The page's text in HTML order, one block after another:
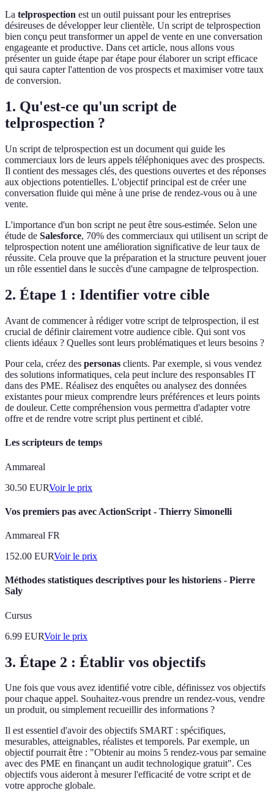
La telprospection est un outil puissant pour les entreprises
désireuses de développer leur clientèle. Un script de telprospection
bien conçu peut transformer un appel de vente en une conversation
engageante et productive. Dans cet article, nous allons vous
présenter un guide étape par étape pour élaborer un script efficace
qui saura capter l'attention de vos prospects et maximiser votre taux
de conversion.
1. Qu'est-ce qu'un script de
telprospection ?
Un script de telprospection est un document qui guide les
commerciaux lors de leurs appels téléphoniques avec des prospects.
Il contient des messages clés, des questions ouvertes et des réponses
aux objections potentielles. L'objectif principal est de créer une
conversation fluide qui mène à une prise de rendez-vous ou à une
vente.
L'importance d'un bon script ne peut être sous-estimée. Selon une
étude de Salesforce, 70% des commerciaux qui utilisent un script de
telprospection notent une amélioration significative de leur taux de
réussite. Cela prouve que la préparation et la structure peuvent jouer
un rôle essentiel dans le succès d'une campagne de telprospection.
2. Étape 1 : Identifier votre cible
Avant de commencer à rédiger votre script de telprospection, il est
crucial de définir clairement votre audience cible. Qui sont vos
clients idéaux ? Quelles sont leurs problématiques et leurs besoins ?
Pour cela, créez des personas clients. Par exemple, si vous vendez
des solutions informatiques, cela peut inclure des responsables IT
dans des PME. Réalisez des enquêtes ou analysez des données
existantes pour mieux comprendre leurs préférences et leurs points
de douleur. Cette compréhension vous permettra d'adapter votre
offre et de rendre votre script plus pertinent et ciblé.
Les scripteurs de temps
Ammareal
30.50 EURVoir le prix
Vos premiers pas avec ActionScript - Thierry Simonelli
Ammareal FR
152.00 EURVoir le prix
Méthodes statistiques descriptives pour les historiens - Pierre
Saly
Cursus
6.99 EURVoir le prix
3. Étape 2 : Établir vos objectifs
Une fois que vous avez identifié votre cible, définissez vos objectifs
pour chaque appel. Souhaitez-vous prendre un rendez-vous, vendre
un produit, ou simplement recueillir des informations ?
Il est essentiel d'avoir des objectifs SMART : spécifiques,
mesurables, atteignables, réalistes et temporels. Par exemple, un
objectif pourrait être : "Obtenir au moins 5 rendez-vous par semaine
avec des PME en finançant un audit technologique gratuit". Ces
objectifs vous aideront à mesurer l'efficacité de votre script et de
votre approche globale.